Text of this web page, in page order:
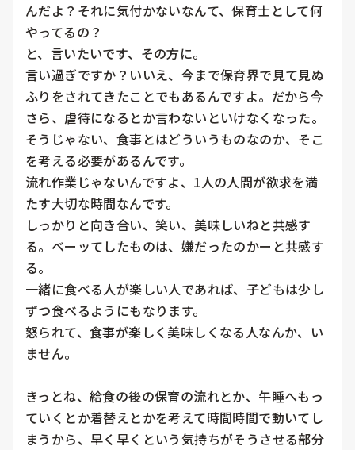
んだよ？それに気付かないなんて、保育士として何
やってるの？
と、言いたいです、その方に。
言い過ぎですか？いいえ、今まで保育界で見て見ぬ
ふりをされてきたことでもあるんですよ。だから今
さら、虐待になるとか言わないといけなくなった。
そうじゃない、食事とはどういうものなのか、そこ
を考える必要があるんです。
流れ作業じゃないんですよ、1人の人間が欲求を満
たす大切な時間なんです。
しっかりと向き合い、笑い、美味しいねと共感す
る。ベーッてしたものは、嫌だったのかーと共感す
る。
一緒に食べる人が楽しい人であれば、子どもは少し
ずつ食べるようにもなります。
怒られて、食事が楽しく美味しくなる人なんか、い
ません。
きっとね、給食の後の保育の流れとか、午睡へもっ
ていくとか着替えとかを考えて時間時間で動いてし
まうから、早く早くという気持ちがそうさせる部分